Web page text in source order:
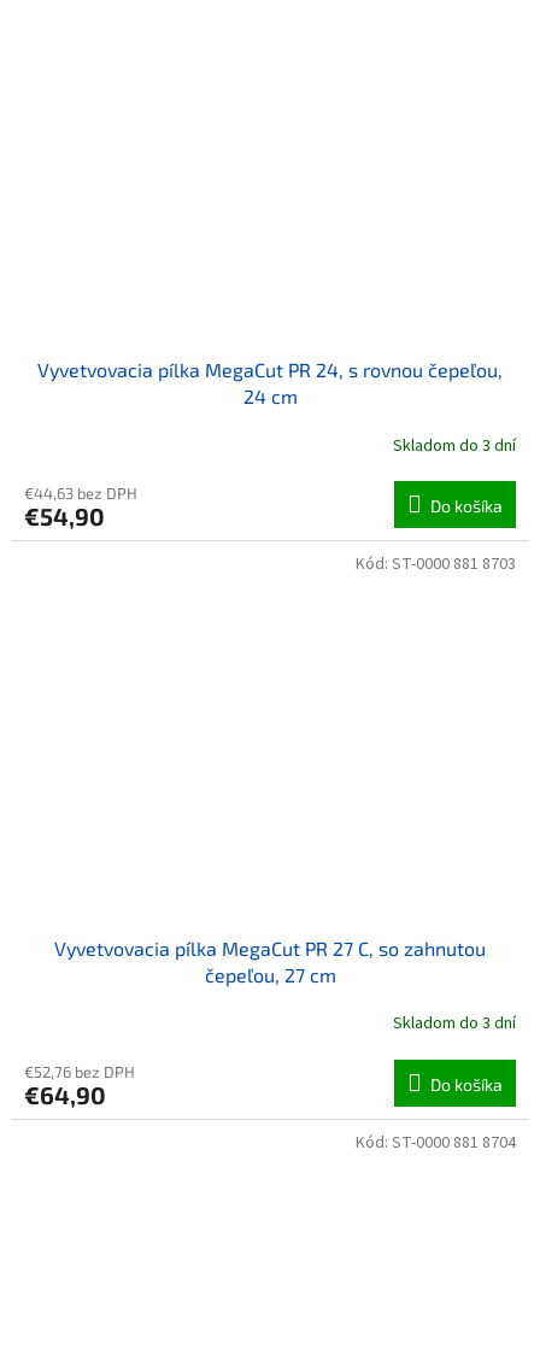
Vyvetvovacia pílka MegaCut PR 24, s rovnou čepeľou,
24 cm
Skladom do 3 dní
€44,63 bez DPH
€54,90 Do košíka
Vyvetvovacia pílka MegaCut PR 27 C, so zahnutou
čepeľou, 27 cm
Skladom do 3 dní
€52,76 bez DPH
€64,90 Do košíka
Kód: ST-0000 881 8703
Kód: ST-0000 881 8704